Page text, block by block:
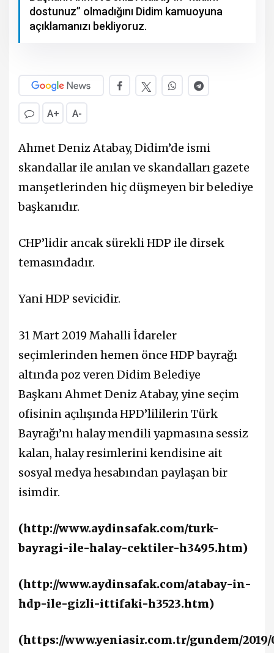
dostunuz” olmadığını Didim kamuoyuna
açıklamanızı bekliyoruz.
A+ A-
Ahmet Deniz Atabay, Didim’de ismi
skandallar ile anılan ve skandalları gazete
manşetlerinden hiç düşmeyen bir belediye
başkanıdır.
CHP’lidir ancak sürekli HDP ile dirsek
temasındadır.
Yani HDP sevicidir.
31 Mart 2019 Mahalli İdareler
seçimlerinden hemen önce HDP bayrağı
altında poz veren Didim Belediye
Başkanı Ahmet Deniz Atabay, yine seçim
ofisinin açılışında HPD’lililerin Türk
Bayrağı’nı halay mendili yapmasına sessiz
kalan, halay resimlerini kendisine ait
sosyal medya hesabından paylaşan bir
isimdir.
(http://www.aydinsafak.com/turk-
bayragi-ile-halay-cektiler-h3495.htm)
(http://www.aydinsafak.com/atabay-in-
hdp-ile-gizli-ittifaki-h3523.htm)
(https://www.yeniasir.com.tr/gundem/